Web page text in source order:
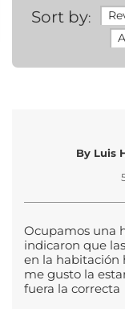
Sort by:
By Luis
Ocupamos una
indicaron que
en la habitación
me gusto la
fuera la correcta